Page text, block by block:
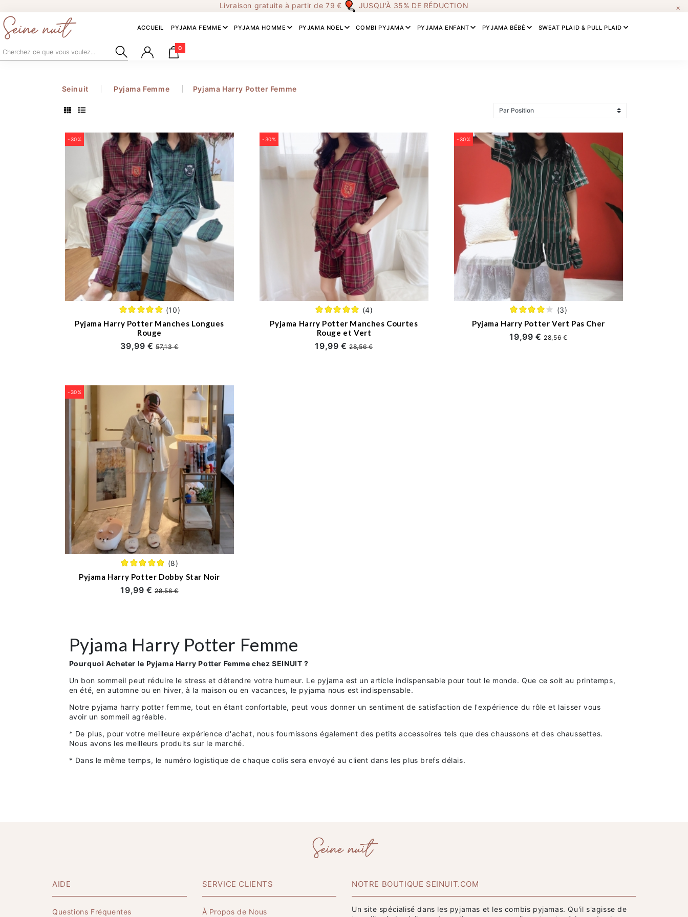
Livraison gratuite à partir de 79 € JUSQU'À 35% DE RÉDUCTION ×
ACCUEIL PYJAMA FEMME PYJAMA HOMME PYJAMA NOEL COMBI PYJAMA PYJAMA ENFANT PYJAMA BÉBÉ SWEAT PLAID & PULL PLAID
0
Seinuit Pyjama Femme Pyjama Harry Potter Femme
-30%
(10)
Pyjama Harry Potter Manches Longues
Rouge
39,99 €57,13 €
-30%
(4)
Pyjama Harry Potter Manches Courtes
Rouge et Vert
19,99 €28,56 €
-30%
(3)
Pyjama Harry Potter Vert Pas Cher
19,99 €28,56 €
-30%
(8)
Pyjama Harry Potter Dobby Star Noir
19,99 €28,56 €
Pyjama Harry Potter Femme
Pourquoi Acheter le Pyjama Harry Potter Femme chez SEINUIT ?
Un bon sommeil peut réduire le stress et détendre votre humeur. Le pyjama est un article indispensable pour tout le monde. Que ce soit au printemps,
en été, en automne ou en hiver, à la maison ou en vacances, le pyjama nous est indispensable.
Notre pyjama harry potter femme, tout en étant confortable, peut vous donner un sentiment de satisfaction de l'expérience du rôle et laisser vous
avoir un sommeil agréable.
* De plus, pour votre meilleure expérience d'achat, nous fournissons également des petits accessoires tels que des chaussons et des chaussettes.
Nous avons les meilleurs produits sur le marché.
* Dans le même temps, le numéro logistique de chaque colis sera envoyé au client dans les plus brefs délais.
AIDE
Questions Fréquentes
SERVICE CLIENTS
À Propos de Nous
NOTRE BOUTIQUE SEINUIT.COM
Un site spécialisé dans les pyjamas et les combis pyjamas. Qu'il s'agisse de